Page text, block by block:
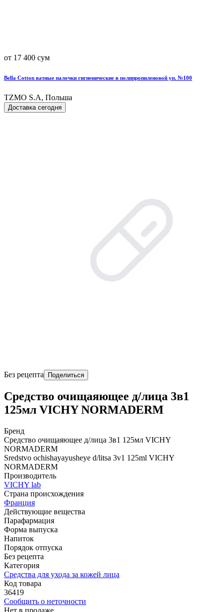
от 17 400 сум
Bella Cotton ватные палочки гигиенические в полипропиленовой уп. №100
TZMO S.A, Польша
Доставка сегодня
Без рецепта Поделиться
Средство очищаяющее д/лица 3в1
125мл VICHY NORMADERM
Бренд
Средство очищаяющее д/лица 3в1 125мл VICHY
NORMADERM
Sredstvo ochishayayusheye d/litsa 3v1 125ml VICHY
NORMADERM
Производитель
VICHY lab
Страна происхождения
Франция
Действующие вещества
Парафармация
Форма выпуска
Напиток
Порядок отпуска
Без рецепта
Категория
Средства для ухода за кожей лица
Код товара
36419
Сообщить о неточности